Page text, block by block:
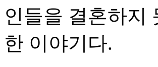
인들을 결혼하지
한 이야기다.